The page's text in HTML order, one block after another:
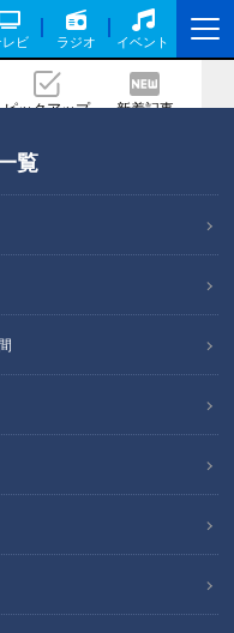
ビ ラジオ イベント
ピックアップ 新着記事
覧
を語った２２